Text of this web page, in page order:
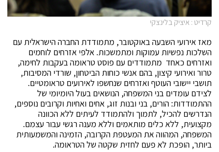
קרדיט : איציק בלינצקי
מאז אירועי השבעה באוקטובר, מתמודדת החברה הישראלית עם
השלכות נפשיות עמוקות ומתמשכות. אלפי אזרחים לוחמים
ואזרחים כאחד מתמודדים עם פוסט טראומה בעקבות לחימה,
טרור ואירועי קיצון, בהם אנשי כוחות הביטחון, שורדי המסיבות,
תושבי יישובי העוטף ואזרחים שנחשפו לאירועים טראומטיים.
לצידם עומדים בני המשפחה, הנושאים בעול היומיומי של
ההתמודדות: הורים, בני ובנות זוג, אחים ואחיות וקרובים נוספים,
הנדרשים להכיל, לתמוך ולהתמודד לעיתים ללא הכוונה
מקצועית, ללא כלים מותאמים וללא מענה רגשי עבור עצמם.
המשפחה, המהווה את המעטפת הקרובה, הזמינה והמשמעותית
ביותר, הופכת לא פעם לחזית שקטה של הטראומה.